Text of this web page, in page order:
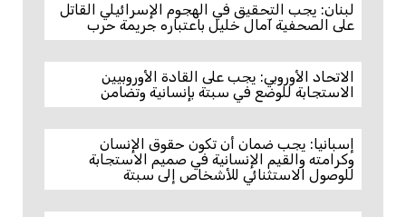
لبنان: يجب التحقيق في الهجوم الإسرائيلي القاتل
على الصحفية آمال خليل باعتباره جريمة حرب
الاتحاد الأوروبي: يجب على القادة الأوروبيين
الاستجابة للوضع في سبتة بإنسانية وتضامن
إسبانيا: يجب ضمان أن تكون حقوق الإنسان
وكرامته والقيم الإنسانية في صميم الاستجابة
للوصول الاستثنائي للأشخاص إلى سبتة